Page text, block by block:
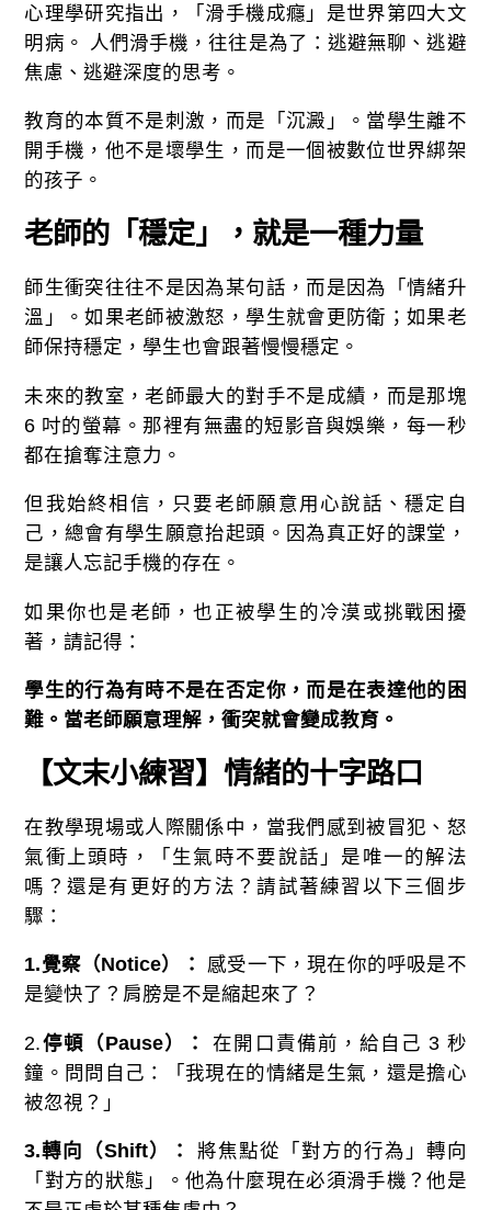
心理學研究指出，「滑手機成癮」是世界第四大文
明病。 人們滑手機，往往是為了：逃避無聊、逃避
焦慮、逃避深度的思考。
教育的本質不是刺激，而是「沉澱」。當學生離不
開手機，他不是壞學生，而是一個被數位世界綁架
的孩子。
老師的「穩定」，就是一種力量
師生衝突往往不是因為某句話，而是因為「情緒升
溫」。如果老師被激怒，學生就會更防衛；如果老
師保持穩定，學生也會跟著慢慢穩定。
未來的教室，老師最大的對手不是成績，而是那塊
6 吋的螢幕。那裡有無盡的短影音與娛樂，每一秒
都在搶奪注意力。
但我始終相信，只要老師願意用心說話、穩定自
己，總會有學生願意抬起頭。因為真正好的課堂，
是讓人忘記手機的存在。
如果你也是老師，也正被學生的冷漠或挑戰困擾
著，請記得：
學生的行為有時不是在否定你，而是在表達他的困
難。當老師願意理解，衝突就會變成教育。
【文末小練習】情緒的十字路口
在教學現場或人際關係中，當我們感到被冒犯、怒
氣衝上頭時，「生氣時不要說話」是唯一的解法
嗎？還是有更好的方法？請試著練習以下三個步
驟：
1.覺察（Notice）：
感受一下，現在你的呼吸是不
是變快了？肩膀是不是縮起來了？
2.停頓（Pause）：
在開口責備前，給自己 3 秒
鐘。問問自己：「我現在的情緒是生氣，還是擔心
被忽視？」
3.轉向（Shift）：將焦點從「對方的行為」轉向
「對方的狀態」。他為什麼現在必須滑手機？他是